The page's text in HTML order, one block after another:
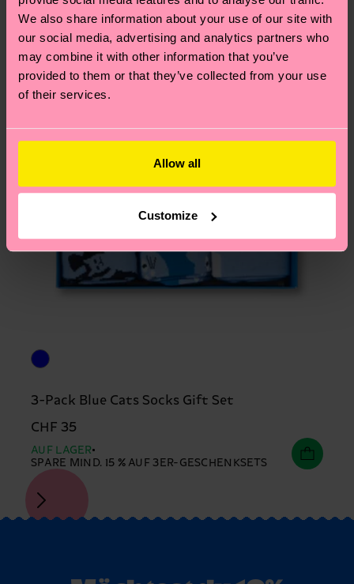
We also share information about your use of our site with
our social media, advertising and analytics partners who
may combine it with other information that you’ve
provided to them or that they’ve collected from your use
of their services.
Allow all
Customize
Du hast Fragen zu einer Retoure? In unserem
Hilfebereich im Artikel Retouren findest du die
am häufigsten gestellten Fragen.
3-Pack Blue Cats Socks Gift Set
CHF 35
AUF LAGER
SPARE MIND. 15 % AUF 3ER-GESCHENKSETS